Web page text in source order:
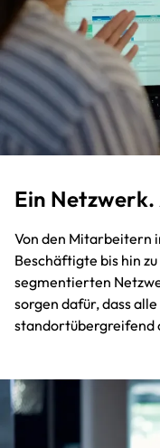
Ein
Von den Mitarbeitern
Beschäftigte bis hin
segmentierten
sorgen dafür, dass
standortübergreifend